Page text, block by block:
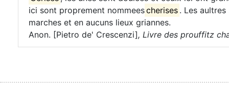
ici sont proprement nommeescherises . Les
marches et en aucuns lieux griannes.
Anon. [Pietro de' Crescenzi], Livre des prouffitz